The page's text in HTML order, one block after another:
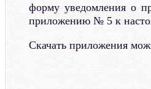
форму уведомления о
приложению № 5 к
Скачать приложения